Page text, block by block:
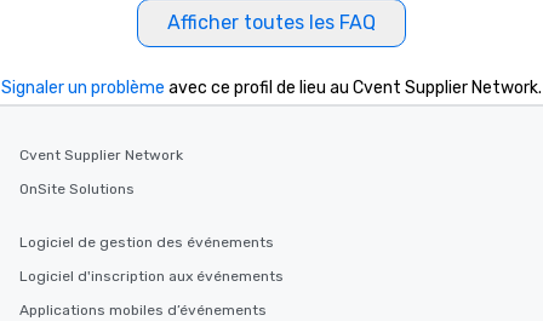
Afficher toutes les FAQ
Signaler un problème avec ce profil de lieu au Cvent Supplier Network.
Cvent Supplier Network
OnSite Solutions
Logiciel de gestion des événements
Logiciel d'inscription aux événements
Applications mobiles d’événements